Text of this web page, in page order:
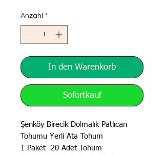
Anzahl *
In den Warenkorb
Sofortkauf
Şenköy Birecik Dolmalık Patlıcan
Tohumu Yerli Ata Tohum
1 Paket 20 Adet Tohum